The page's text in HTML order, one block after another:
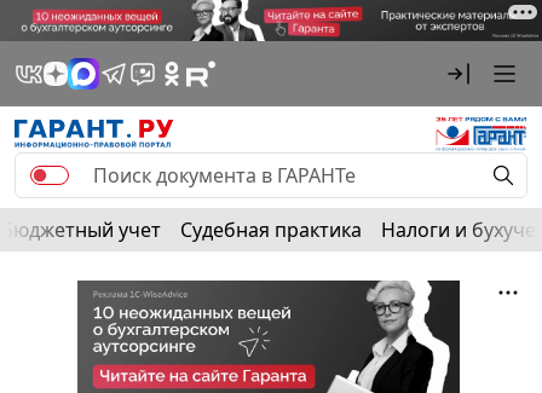
Бюджетный учет Судебная практика Налоги и